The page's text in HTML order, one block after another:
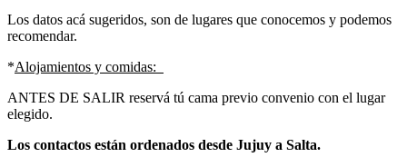
Los datos acá sugeridos, son de lugares que conocemos y podemos
recomendar.
*Alojamientos y comidas:
ANTES DE SALIR reservá tú cama previo convenio con el lugar
elegido.
Los contactos están ordenados desde Jujuy a Salta.